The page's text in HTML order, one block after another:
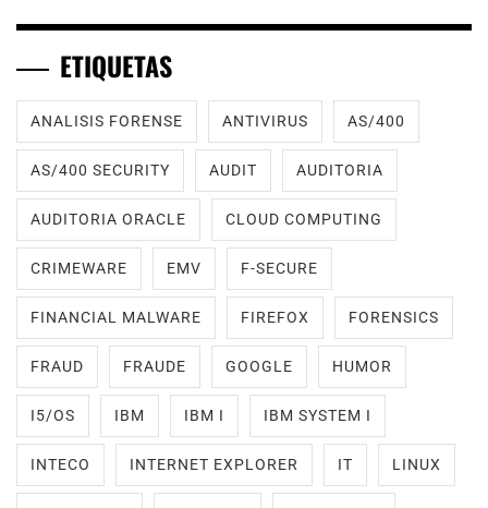
ETIQUETAS
ANALISIS FORENSE ANTIVIRUS AS/400
AS/400 SECURITY AUDIT AUDITORIA
AUDITORIA ORACLE CLOUD COMPUTING
CRIMEWARE EMV F-SECURE
FINANCIAL MALWARE FIREFOX FORENSICS
FRAUD FRAUDE GOOGLE HUMOR
I5/OS IBM IBM I IBM SYSTEM I
INTECO INTERNET EXPLORER IT LINUX